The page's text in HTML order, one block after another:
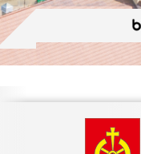
Przejdź
do
zawartości